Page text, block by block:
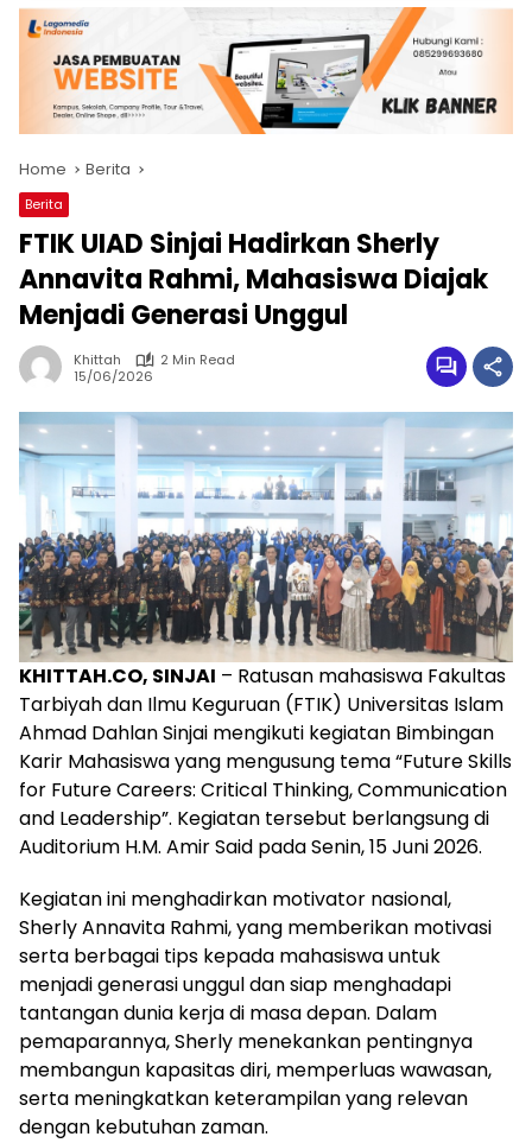
Home Berita
Berita
FTIK UIAD Sinjai Hadirkan Sherly
Annavita Rahmi, Mahasiswa Diajak
Menjadi Generasi Unggul
Khittah
2 Min Read
15/06/2026
KHITTAH.CO, SINJAI – Ratusan mahasiswa Fakultas
Tarbiyah dan Ilmu Keguruan (FTIK) Universitas Islam
Ahmad Dahlan Sinjai mengikuti kegiatan Bimbingan
Karir Mahasiswa yang mengusung tema “Future Skills
for Future Careers: Critical Thinking, Communication
and Leadership”. Kegiatan tersebut berlangsung di
Auditorium H.M. Amir Said pada Senin, 15 Juni 2026.
Kegiatan ini menghadirkan motivator nasional,
Sherly Annavita Rahmi, yang memberikan motivasi
serta berbagai tips kepada mahasiswa untuk
menjadi generasi unggul dan siap menghadapi
tantangan dunia kerja di masa depan. Dalam
pemaparannya, Sherly menekankan pentingnya
membangun kapasitas diri, memperluas wawasan,
serta meningkatkan keterampilan yang relevan
dengan kebutuhan zaman.